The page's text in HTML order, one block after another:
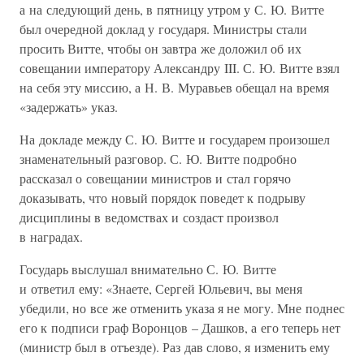
а на следующий день, в пятницу утром у С. Ю. Витте
был очередной доклад у государя. Министры стали
просить Витте, чтобы он завтра же доложил об их
совещании императору Александру III. С. Ю. Витте взял
на себя эту миссию, а Н. В. Муравьев обещал на время
«задержать» указ.
На докладе между С. Ю. Витте и государем произошел
знаменательный разговор. С. Ю. Витте подробно
рассказал о совещании министров и стал горячо
доказывать, что новый порядок поведет к подрыву
дисциплины в ведомствах и создаст произвол
в наградах.
Государь выслушал внимательно С. Ю. Витте
и ответил ему: «Знаете, Сергей Юльевич, вы меня
убедили, но все же отменить указа я не могу. Мне поднес
его к подписи граф Воронцов – Дашков, а его теперь нет
(министр был в отъезде). Раз дав слово, я изменить ему